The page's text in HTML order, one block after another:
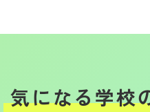
気になる学校